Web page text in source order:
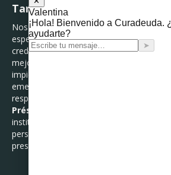
Tarjetas bancarias o
Nos permiten utilizar los productos y
esperar a ahorrar para la compra.
crediticio y permiten oportunidades de
mejores condiciones en el futuro. Este
impide el ahorro efectivo y desprotege al
emergencias económicas si no se
responsabilidad.
Préstamos personales
institución financiera adelanta una
persona, con la obligación de que
prestado más unos intereses.